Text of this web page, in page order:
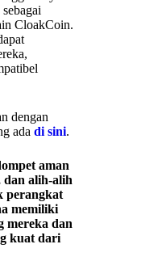
CloakCoin.
dengan
ada di sini.
aman
dan alih-alih
perangkat
memiliki
mereka dan
kuat dari